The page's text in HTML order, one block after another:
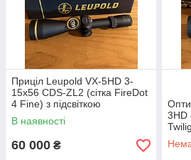
Приціл Leupold VX-5HD 3-
15x56 CDS-ZL2 (сітка FireDot
4 Fine) з підсвіткою
В наявності
60 000 ₴
3HD